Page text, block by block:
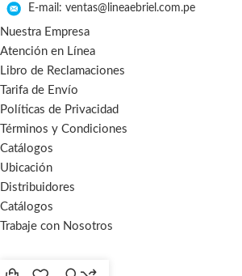
E-mail: ventas@lineaebriel.com.pe
Nuestra Empresa
Atención en Línea
Libro de Reclamaciones
Tarifa de Envío
Políticas de Privacidad
Términos y Condiciones
Catálogos
Ubicación
Distribuidores
Catálogos
Trabaje con Nosotros